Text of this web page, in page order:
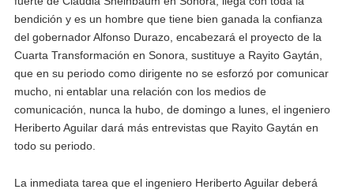
bendición y es un hombre que tiene bien ganada la confianza
del gobernador Alfonso Durazo, encabezará el proyecto de la
Cuarta Transformación en Sonora, sustituye a Rayito Gaytán,
que en su periodo como dirigente no se esforzó por comunicar
mucho, ni entablar una relación con los medios de
comunicación, nunca la hubo, de domingo a lunes, el ingeniero
Heriberto Aguilar dará más entrevistas que Rayito Gaytán en
todo su periodo.
La inmediata tarea que el ingeniero Heriberto Aguilar deberá